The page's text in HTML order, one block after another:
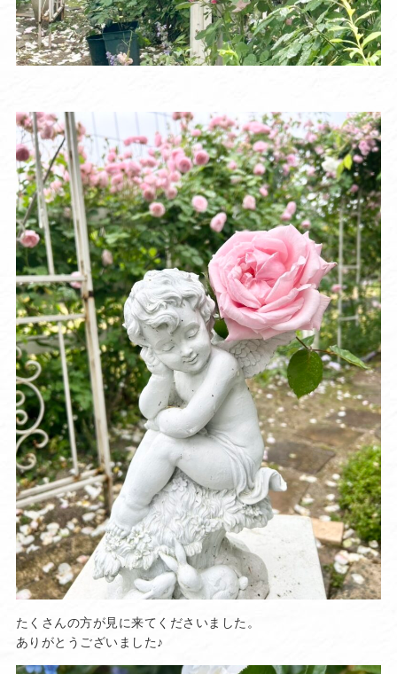
たくさんの方が見に来てくださいました。
ありがとうございました♪